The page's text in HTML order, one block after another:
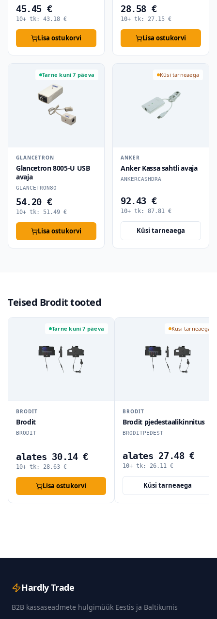
45.45 €
10+ tk: 43.18 €
Lisa ostukorvi
28.58 €
10+ tk: 27.15 €
Lisa ostukorvi
Tarne kuni 7 päeva
GLANCETRON
Glancetron 8005-U USB
avaja
GLANCETRON80
54.20 €
10+ tk: 51.49 €
Lisa ostukorvi
Küsi tarneaega
ANKER
Anker Kassa sahtli avaja
ANKERCASHDRA
92.43 €
10+ tk: 87.81 €
Küsi tarneaega
Teised Brodit tooted
Tarne kuni 7 päeva
BRODIT
Brodit
BRODIT
alates 30.14 €
10+ tk: 28.63 €
Lisa ostukorvi
Küsi tarneaega
BRODIT
Brodit pjedestaalikinnitus
BRODITPEDEST
alates 27.48 €
10+ tk: 26.11 €
Küsi tarneaega
Hardly Trade
B2B kassaseadmete hulgimüük Eestis ja Baltikumis